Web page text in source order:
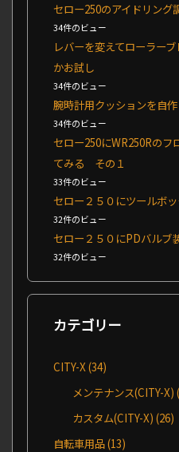
セロー250のアイドリング
34件のビュー
レバーを変えてローラー
かお試し
34件のビュー
腕時計用クッションを自作
34件のビュー
セロー250にWR250Rのフ
てみる その１
33件のビュー
セロー２５０にツール
32件のビュー
セロー２５０にPDバルブ
32件のビュー
カテゴリー
CITY-X (34)
メンテナンス(CITY-X)
カスタム(CITY-X)(26)
自転車用品(13)